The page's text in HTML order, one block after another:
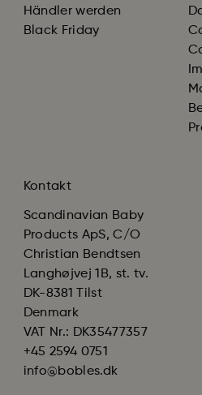
Händler werden
Black Friday
Kontakt
Scandinavian Baby
Products ApS, C/O
Christian Bendtsen
Langhøjvej 1B, st. tv.
DK-8381 Tilst
Denmark
VAT Nr.: DK35477357
+45 2594 0751
info@bobles.dk